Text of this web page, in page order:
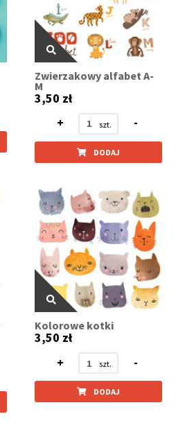
Zwierzakowy alfabet A-
M
3,50 zł
+
-
DODAJ
Kolorowe kotki
3,50 zł
+
-
DODAJ